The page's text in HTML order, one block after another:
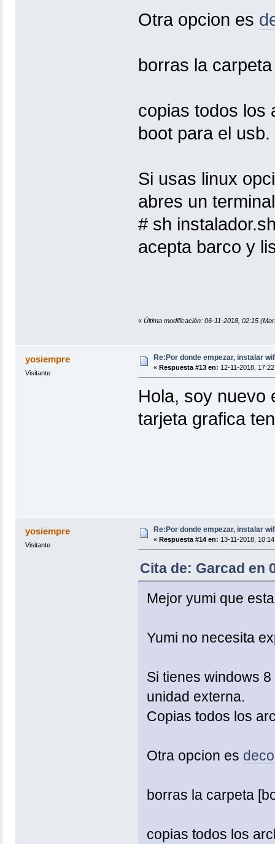
Otra opcion es
borras la
copias todos los
boot para el usb.
Si usas linux
abres un terminal
# sh
acepta barco y
« Última modificación: 06-11-2018, 02:15
yosiempre
Visitante
Re:Por donde empezar, instalar
« Respuesta #13 en: 12-11-2018,
Hola, soy nuevo
tarjeta grafica
yosiempre
Visitante
Re:Por donde empezar, instalar
« Respuesta #14 en: 13-11-2018,
Cita de: Garcad en
Mejor yumi que
Yumi no necesita
Si tienes windows
unidad externa.
Copias todos los
Otra opcion es
borras la carpeta
copias todos los